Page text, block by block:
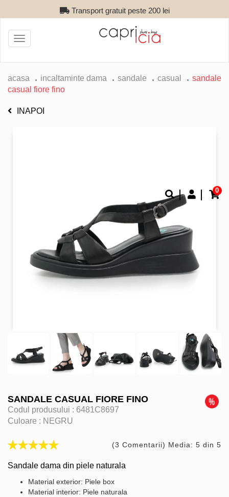
Transport gratuit peste 200 lei
0
Toggle
navigation
acasa incaltaminte dama sandale casual
sandale
casual fiore fino
INAPOI
SANDALE CASUAL FIORE FINO
Codul produsului : 6481C8697
Culoare : NEGRU
(3 Comentarii) Media: 5 din 5
Sandale dama din piele naturala
Material exterior: Piele box
Material interior: Piele naturala